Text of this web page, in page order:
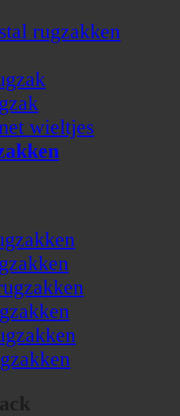
rugzakken
wieltjes